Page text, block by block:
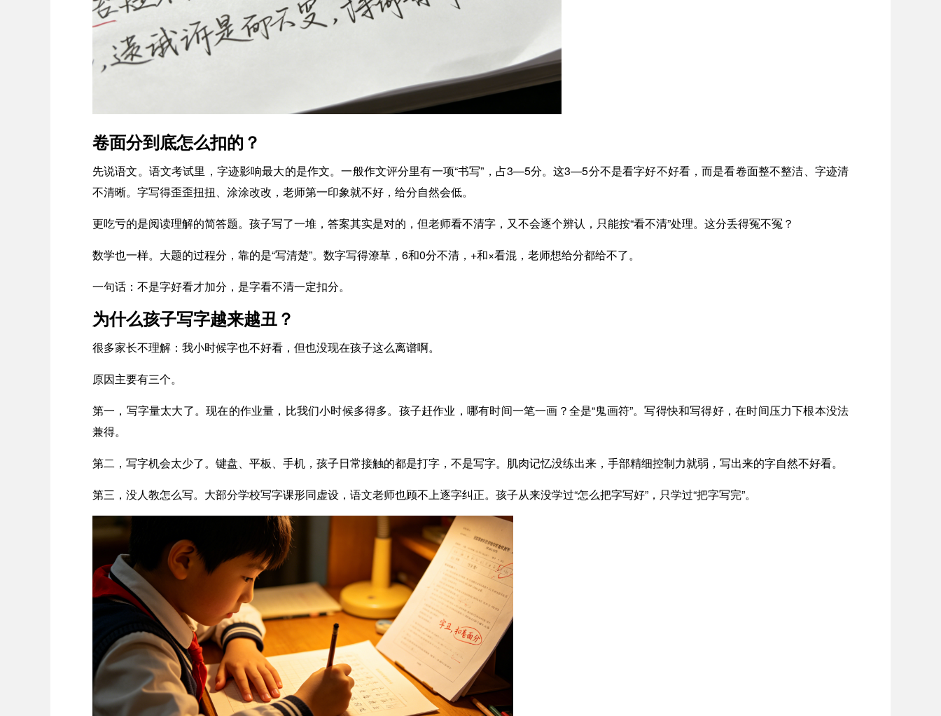
卷面分到底怎么扣的？
先说语文。语文考试里，字迹影响最大的是作文。一般作文评分里有一项“书写”，占3—5分。这3—5分不是看字好不好看，而是看卷面整不整洁、字迹清
不清晰。字写得歪歪扭扭、涂涂改改，老师第一印象就不好，给分自然会低。
更吃亏的是阅读理解的简答题。孩子写了一堆，答案其实是对的，但老师看不清字，又不会逐个辨认，只能按“看不清”处理。这分丢得冤不冤？
数学也一样。大题的过程分，靠的是“写清楚”。数字写得潦草，6和0分不清，+和×看混，老师想给分都给不了。
一句话：不是字好看才加分，是字看不清一定扣分。
为什么孩子写字越来越丑？
很多家长不理解：我小时候字也不好看，但也没现在孩子这么离谱啊。
原因主要有三个。
第一，写字量太大了。现在的作业量，比我们小时候多得多。孩子赶作业，哪有时间一笔一画？全是“鬼画符”。写得快和写得好，在时间压力下根本没法
兼得。
第二，写字机会太少了。键盘、平板、手机，孩子日常接触的都是打字，不是写字。肌肉记忆没练出来，手部精细控制力就弱，写出来的字自然不好看。
第三，没人教怎么写。大部分学校写字课形同虚设，语文老师也顾不上逐字纠正。孩子从来没学过“怎么把字写好”，只学过“把字写完”。